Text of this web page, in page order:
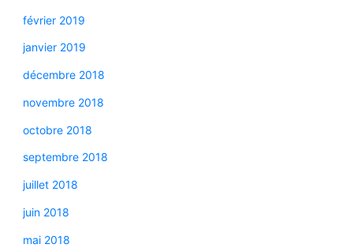
février 2019
janvier 2019
décembre 2018
novembre 2018
octobre 2018
septembre 2018
juillet 2018
juin 2018
mai 2018